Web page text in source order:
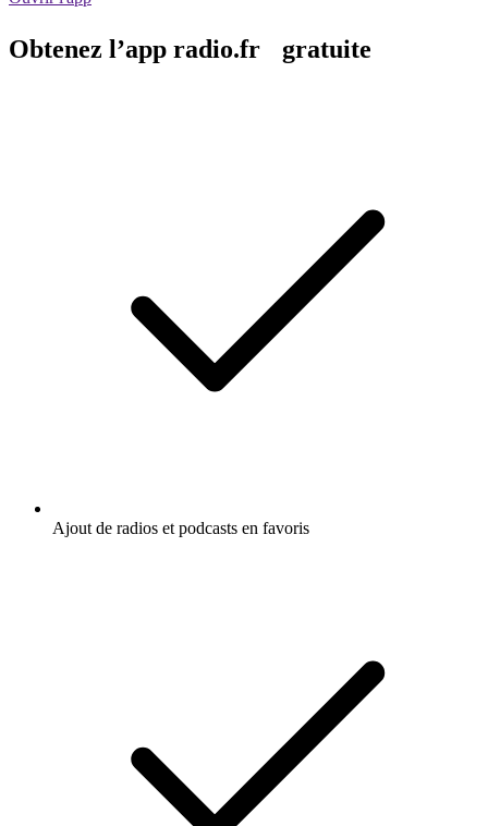
Obtenez l’app radio.fr gratuite
Ajout de radios et podcasts en favoris